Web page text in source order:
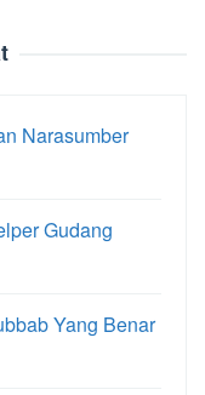
Narasumber
Gudang
Yang Benar